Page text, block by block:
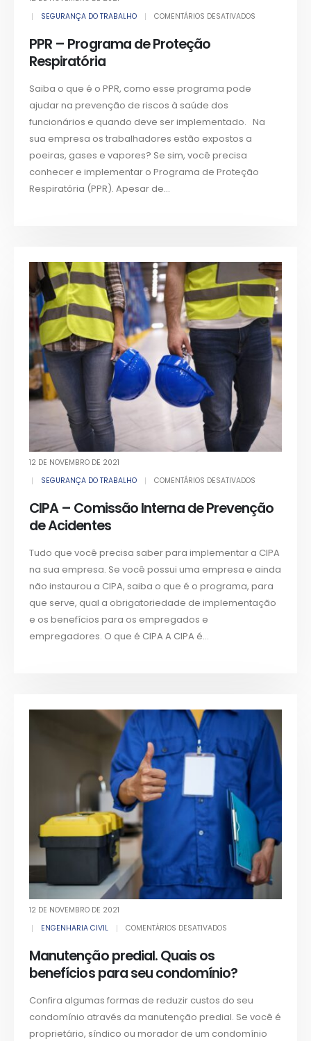
SEGURANÇA DO TRABALHO
COMENTÁRIOS DESATIVADOS
PPR – Programa de Proteção
Respiratória
Saiba o que é o PPR, como esse programa pode
ajudar na prevenção de riscos à saúde dos
funcionários e quando deve ser implementado. Na
sua empresa os trabalhadores estão expostos a
poeiras, gases e vapores? Se sim, você precisa
conhecer e implementar o Programa de Proteção
Respiratória (PPR). Apesar de...
12 DE NOVEMBRO DE 2021
SEGURANÇA DO TRABALHO
COMENTÁRIOS DESATIVADOS
CIPA – Comissão Interna de Prevenção
de Acidentes
Tudo que você precisa saber para implementar a CIPA
na sua empresa. Se você possui uma empresa e ainda
não instaurou a CIPA, saiba o que é o programa, para
que serve, qual a obrigatoriedade de implementação
e os benefícios para os empregados e
empregadores. O que é CIPA A CIPA é...
12 DE NOVEMBRO DE 2021
ENGENHARIA CIVIL
COMENTÁRIOS DESATIVADOS
Manutenção predial. Quais os
benefícios para seu condomínio?
Confira algumas formas de reduzir custos do seu
condomínio através da manutenção predial. Se você é
proprietário, síndico ou morador de um condomínio